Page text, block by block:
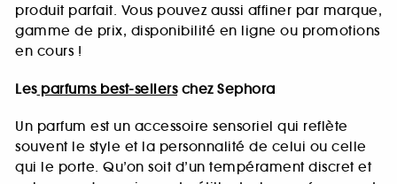
produit parfait. Vous pouvez aussi affiner par marque,
gamme de prix, disponibilité en ligne ou promotions
en cours !
Lesparfums best-sellerschez Sephora
Un parfum est un accessoire sensoriel qui reflète
souvent le style et la personnalité de celui ou celle
qui le porte. Qu’on soit d’un tempérament discret et